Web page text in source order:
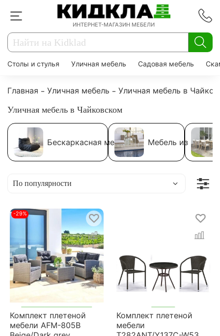
ИНТЕРНЕТ-МАГАЗИН МЕБЕЛИ
Столы и стулья Уличная мебель Садовая мебель
Главная Уличная мебель
Уличная мебель в
Уличная мебель в Чайковском
Бескаркасная мебель Мебель из
-29%
Комплект плетеной
мебели AFM-805B
Комплект плетеной
мебели